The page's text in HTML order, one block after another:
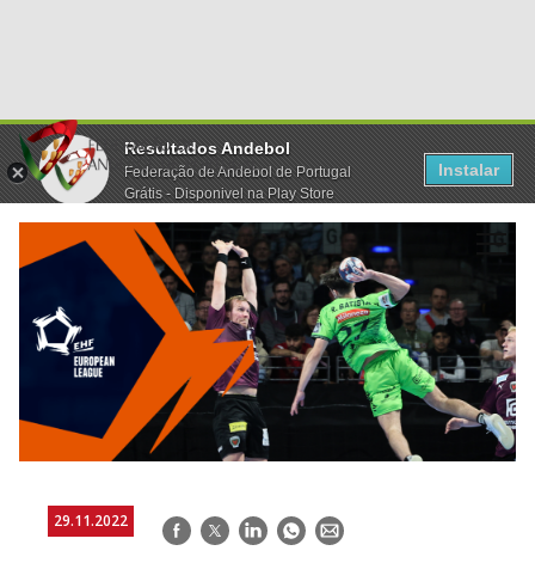
Resultados Andebol
Federação de Andebol de Portugal
Grátis - Disponivel na Play Store
Instalar
29.11.2022 Facebook
TwitterLinkedInWhatsApp
E-